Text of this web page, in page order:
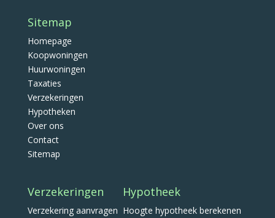
Sitemap
Homepage
Koopwoningen
Huurwoningen
Taxaties
Verzekeringen
Hypotheken
Over ons
Contact
Sitemap
Verzekeringen
Verzekering aanvragen
Hypotheek
Hoogte hypotheek berekenen